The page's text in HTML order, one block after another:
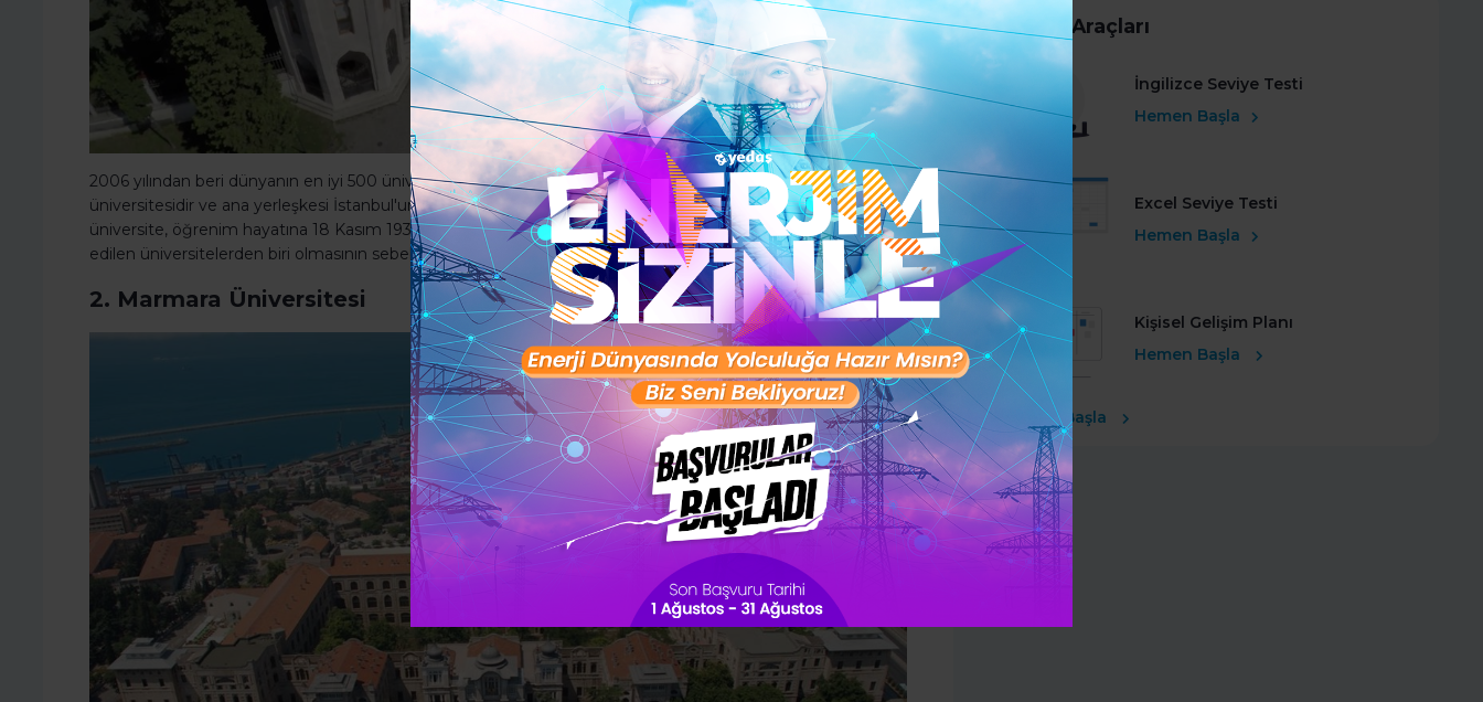
Kişilik testini çözerek gelecekteki
mesleğini öğrenmek ister misin ?
Şimdi değil Evet
2006 yılından beri dünyanın en iyi 500 üniversitesi arasında yer alan İstanbul Üniversitesi, bir devlet
üniversitesidir ve ana yerleşkesi İstanbul'un Fatih ilçesinde bulunmaktatır. Kuruluşu 1453 yılına dayanan
üniversite, öğrenim hayatına 18 Kasım 1933 yılında ilk ve tek üniversite olarak başlamıştır. En çok tercih
edilen üniversitelerden biri olmasının sebebi de bu köklü geçmişe sahip olmasıdır.
2. Marmara Üniversitesi
Kariyer Araçları
İngilizce Seviye Testi
Hemen Başla
Excel Seviye Testi
Hemen Başla
Kişisel Gelişim Planı
Hemen Başla
Ücretsiz Başla